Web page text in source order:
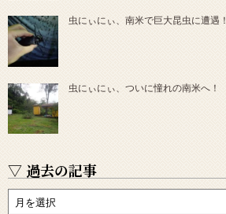
虫にぃにぃ、南米で巨大昆虫に遭遇！
虫にぃにぃ、ついに憧れの南米へ！
▽ 過去の記事